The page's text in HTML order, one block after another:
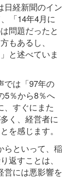
日経新聞のイン
「14年4月に
問題だったと
もあるし、
と述べていま
では「97年の
5％から8％へ
、すぐにまた
く、経営者に
を感じます。
らといって、稲
返すことは、
営には悪影響を